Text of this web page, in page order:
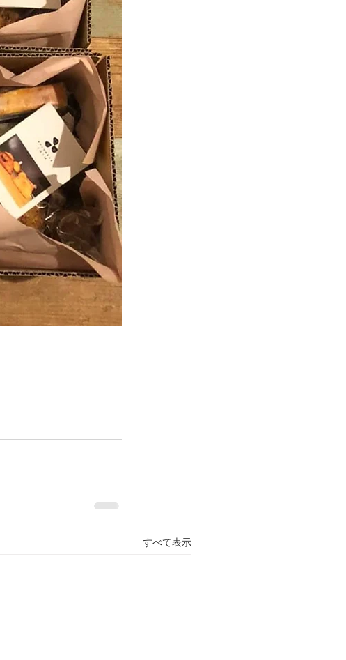
すべて表示